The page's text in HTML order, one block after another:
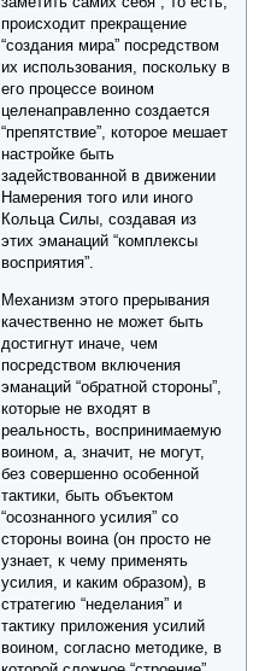
происходит прекращение
“создания мира” посредством
их использования, поскольку в
его процессе воином
целенаправленно создается
“препятствие”, которое мешает
настройке быть
задействованной в движении
Намерения того или иного
Кольца Силы, создавая из
этих эманаций “комплексы
восприятия”.
Механизм этого прерывания
качественно не может быть
достигнут иначе, чем
посредством включения
эманаций “обратной стороны”,
которые не входят в
реальность, воспринимаемую
воином, а, значит, не могут,
без совершенно особенной
тактики, быть объектом
“осознанного усилия” со
стороны воина (он просто не
узнает, к чему применять
усилия, и каким образом), в
стратегию “неделания” и
тактику приложения усилий
воином, согласно методике, в